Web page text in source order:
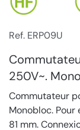
Ref. ERP09U
250V~.
Commutateur
Monobloc.
81 mm.